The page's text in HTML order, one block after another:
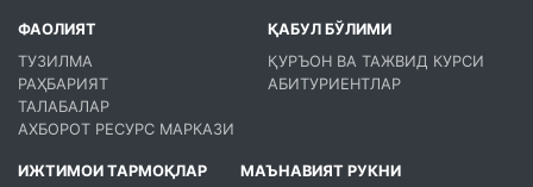
ФАОЛИЯТ
ТУЗИЛМА
РАҲБАРИЯТ
ТАЛАБАЛАР
АХБОРОТ РЕСУРС МАРКАЗИ
ҚАБУЛ БЎЛИМИ
ҚУРЪОН ВА ТАЖВИД КУРСИ
АБИТУРИЕНТЛАР
ИЖТИМОИ ТАРМОҚЛАР
МАЪНАВИЯТ РУКНИ